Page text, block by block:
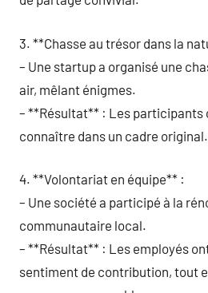
3. **Chasse au trésor dans la
– Une startup a organisé une
air, mêlant énigmes.
– **Résultat** : Les participants
connaître dans un cadre original.
4. **Volontariat en équipe** :
– Une société a participé à la
communautaire local.
– **Résultat** : Les employés
sentiment de contribution, tout